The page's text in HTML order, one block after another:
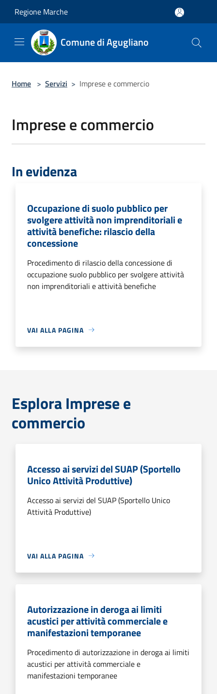
Regione Marche
Comune di Agugliano
Home > Servizi > Imprese e commercio
Imprese e commercio
In evidenza
Occupazione di suolo pubblico per
svolgere attività non imprenditoriali e
attività benefiche: rilascio della
concessione
Procedimento di rilascio della concessione di
occupazione suolo pubblico per svolgere attività
non imprenditoriali e attività benefiche
VAI ALLA PAGINA
Esplora Imprese e
commercio
Accesso ai servizi del SUAP (Sportello
Unico Attività Produttive)
Accesso ai servizi del SUAP (Sportello Unico
Attività Produttive)
VAI ALLA PAGINA
Autorizzazione in deroga ai limiti
acustici per attività commerciale e
manifestazioni temporanee
Procedimento di autorizzazione in deroga ai limiti
acustici per attività commerciale e
manifestazioni temporanee